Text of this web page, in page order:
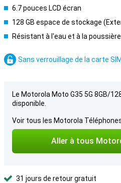
6.7 pouces LCD écran
128 GB espace de stockage
Résistant à l'eau et à la
Sans verrouillage de la carte SIM
Le Motorola Moto G35 5G 8GB/
disponible.
Voir tous les Motorola
Aller à tous
31 jours de retour gratuit